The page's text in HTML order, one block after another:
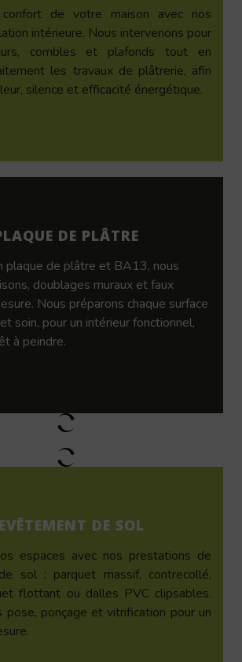
de votre maison avec nos
intérieure. Nous intervenons pour
combles et plafonds tout en
les travaux de plâtrerie, afin
silence et efficacité énergétique.
DE PLÂTRE
plaque de plâtre et BA13, nous
doublages muraux et faux
Nous préparons chaque surface
soin, pour un intérieur fonctionnel,
à peindre.
DE SOL
espaces avec nos prestations de
sol : parquet massif, contrecollé,
flottant ou dalles PVC clipsables.
pose, ponçage et vitrification pour un